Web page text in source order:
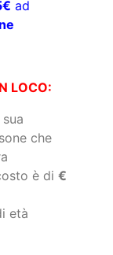
ad
LOCO:
che
è di €
età